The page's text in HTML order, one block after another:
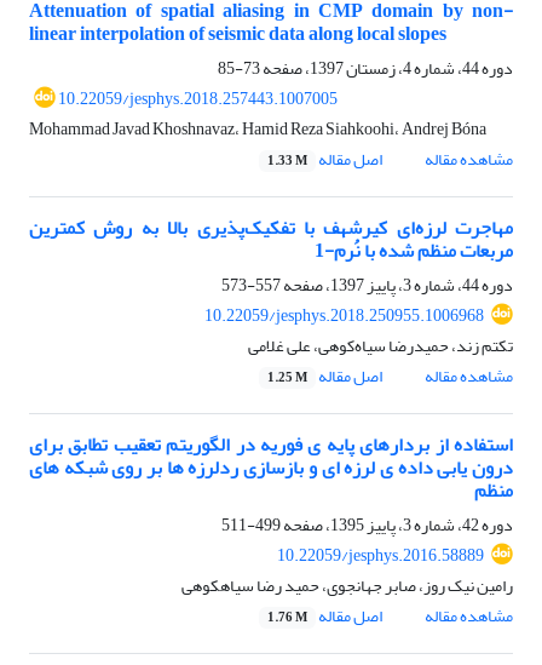
Attenuation of spatial aliasing in CMP domain by non-
linear interpolation of seismic data along local slopes
دوره 44، شماره 4، زمستان 1397، صفحه
73-85
10.22059/jesphys.2018.257443.1007005
Mohammad Javad Khoshnavaz، Hamid Reza Siahkoohi، Andrej Bóna
مشاهده مقاله
اصل مقاله 1.33 M
مهاجرت لرزه‌ای کیرشهف با تفکیک‌پذیری بالا به روش کمترین
مربعات منظم شده با نُرم-1
دوره 44، شماره 3، پاییز 1397، صفحه
557-573
10.22059/jesphys.2018.250955.1006968
تکتم زند، حمیدرضا سیاه‌کوهی، علی غلامی
مشاهده مقاله
اصل مقاله 1.25 M
استفاده از بردارهای پایه ی فوریه در الگوریتم تعقیب تطابق برای
درون یابی داده ی لرزه ای و بازسازی ردلرزه ها بر روی شبکه های
منظم
دوره 42، شماره 3، پاییز 1395، صفحه
499-511
10.22059/jesphys.2016.58889
رامین نیک روز، صابر جهانجوی، حمید رضا سیاهکوهی
مشاهده مقاله
اصل مقاله 1.76 M